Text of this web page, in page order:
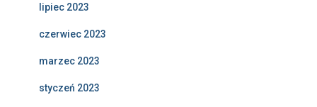
lipiec 2023
czerwiec 2023
marzec 2023
styczeń 2023